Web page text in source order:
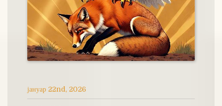
јануар 22nd, 2026